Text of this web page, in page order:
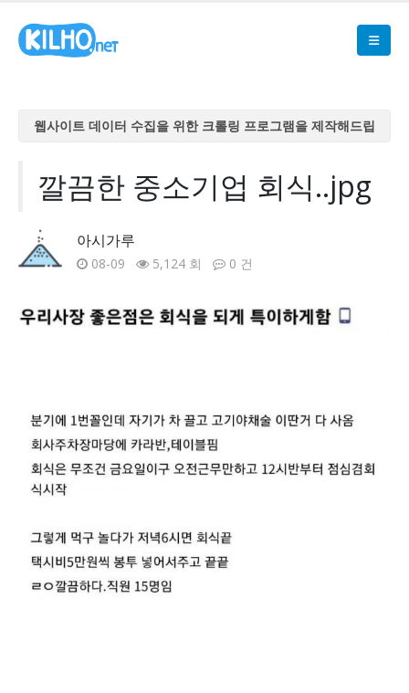
웹사이트 데이터 수집을 위한 크롤링 프로그램을 제작해드립
웹사이트 데이터 수집을 위한 크롤링 프로그램을 제작해드립
니다
웹사이트 데이터 수집을 위한 크롤링 프로그램을 제작해드립
웹사이트 데이터 수집을 위한 크롤링 프로그램을 제작해드립
깔끔한 중소기업 회식..jpg
아시가루
08-09 5,124 회 0 건